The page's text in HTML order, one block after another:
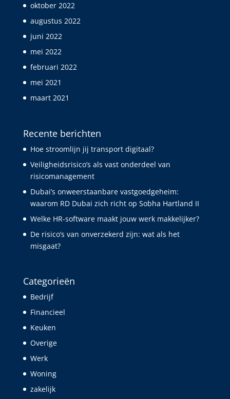
oktober 2022
augustus 2022
juni 2022
mei 2022
februari 2022
mei 2021
maart 2021
Recente berichten
Hoe stroomlijn jij transport digitaal?
Veiligheidsrisico’s als vast onderdeel van
risicomanagement
Dubai’s onweerstaanbare vastgoedgeheim:
waarom RD Dubai zich richt op Sobha Hartland II
Welke HR-software maakt jouw werk makkelijker?
De risico’s van onverzekerd zijn: wat als het
misgaat?
Categorieën
Bedrijf
Financieel
Keuken
Overige
Werk
Woning
zakelijk